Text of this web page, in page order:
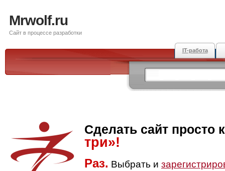
Mrwolf.ru
Сайт в процессе разработки
IT-работа
Сделать сайт просто
три»!
Раз. Выбрать и